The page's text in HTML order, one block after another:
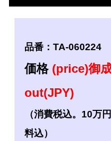
品番：TA-060224
価格 (price)御
out(JPY)
（消費税込。10万
料込）